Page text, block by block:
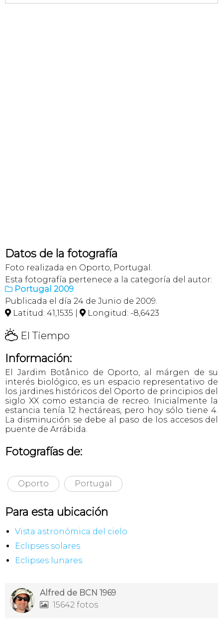
Datos de la fotografía
Foto realizada en Oporto, Portugal.
Esta fotografía pertenece a la categoría del autor:
 Portugal 2009
Publicada el día 24 de Junio de 2009.
 Latitud: 41,1535 |  Longitud: -8,6423
H El Tiempo
Información:
El Jardim Botânico de Oporto, al márgen de su
interés biológico, es un espacio representativo de
los jardines históricos del Oporto de principios del
siglo XX como estancia de recreo. Inicialmente la
estancia tenía 12 hectáreas, pero hoy sólo tiene 4.
La disminución se debe al paso de los accesos del
puente de Arrábida.
Fotografías de:
Oporto Portugal
Para esta ubicación
Vista astronómica del cielo
Eclipses solares
Eclipses lunares
Alfred de BCN 1969
 15642 fotos